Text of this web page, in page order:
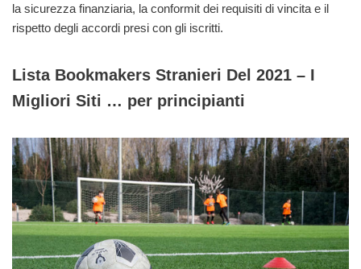
la sicurezza finanziaria, la conformit dei requisiti di vincita e il
rispetto degli accordi presi con gli iscritti.
Lista Bookmakers Stranieri Del 2021 – I
Migliori Siti … per principianti